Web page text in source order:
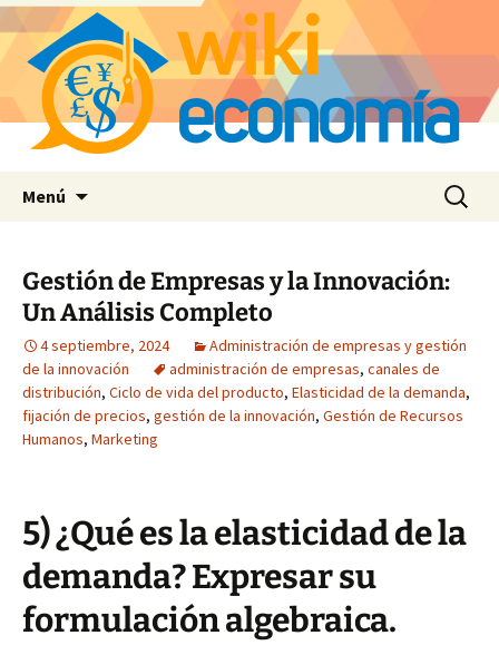
Menú Buscar:
Gestión de Empresas y la Innovación:
Un Análisis Completo
4 septiembre, 2024
Administración de empresas y gestión
de la innovación
administración de empresas, canales de
distribución, Ciclo de vida del producto, Elasticidad de la demanda,
fijación de precios, gestión de la innovación, Gestión de Recursos
Humanos, Marketing
5) ¿Qué es la elasticidad de la
demanda? Expresar su
formulación algebraica.